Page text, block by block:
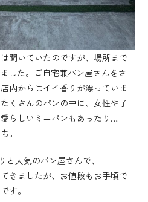
聞いていたのですが、場所まで
した。ご自宅兼パン屋さんをさ
内からはイイ香りが漂っていま
くさんのパンの中に、女性や子
らしいミニパンもあったり…
。
人気のパン屋さんで、
きましたが、お値段もお手頃で
す。